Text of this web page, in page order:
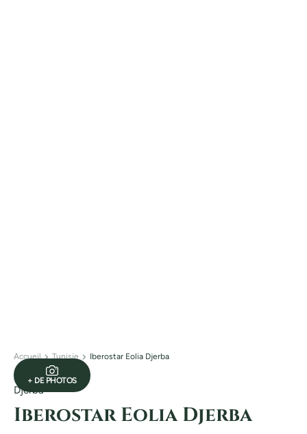
+ DE PHOTOS
Accueil Tunisie Iberostar Eolia Djerba
Djerba
Iberostar Eolia Djerba